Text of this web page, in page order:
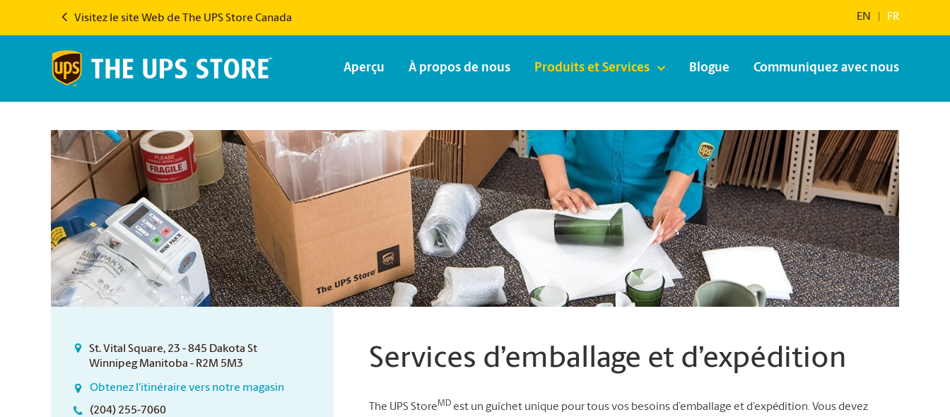
Visitez le site Web de The UPS Store Canada EN FR
Aperçu À propos de nous Produits et Services Blogue Communiquez avec nous
St. Vital Square, 23 - 845 Dakota St
Winnipeg Manitoba - R2M 5M3
Obtenez l'itinéraire vers notre magasin
(204) 255-7060
Services d’emballage et d’expédition
The UPS StoreMD est un guichet unique pour tous vos besoins d’emballage et d’expédition. Vous devez